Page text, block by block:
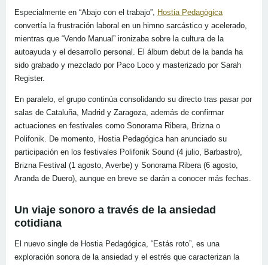
Especialmente en “Abajo con el trabajo”, Hostia Pedagògica
convertía la frustración laboral en un himno sarcástico y acelerado,
mientras que “Vendo Manual” ironizaba sobre la cultura de la
autoayuda y el desarrollo personal. El álbum debut de la banda ha
sido grabado y mezclado por Paco Loco y masterizado por Sarah
Register.
En paralelo, el grupo continúa consolidando su directo tras pasar por
salas de Cataluña, Madrid y Zaragoza, además de confirmar
actuaciones en festivales como Sonorama Ribera, Brizna o
Polifonik. De momento, Hostia Pedagógica han anunciado su
participación en los festivales Polifonik Sound (4 julio, Barbastro),
Brizna Festival (1 agosto, Averbe) y Sonorama Ribera (6 agosto,
Aranda de Duero), aunque en breve se darán a conocer más fechas.
Un viaje sonoro a través de la ansiedad
cotidiana
El nuevo single de Hostia Pedagógica, “Estás roto”, es una
exploración sonora de la ansiedad y el estrés que caracterizan la